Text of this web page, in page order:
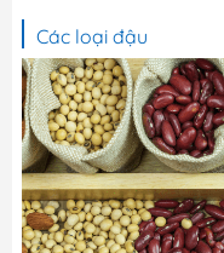
Các loại đậu